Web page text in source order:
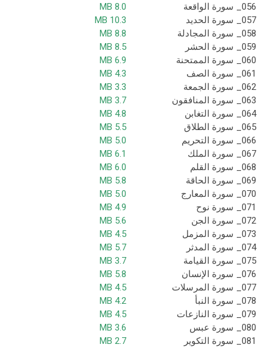
056_ سورة الواقعة
8.0 MB
057_ سورة الحديد
10.3 MB
058_ سورة المجادلة
8.8 MB
059_ سورة الحشر
8.5 MB
060_ سورة الممتحنة
6.9 MB
061_ سورة الصف
4.3 MB
062_ سورة الجمعة
3.3 MB
063_ سورة المنافقون
3.7 MB
064_ سورة التغابن
4.8 MB
065_ سورة الطلاق
5.5 MB
066_ سورة التحريم
5.0 MB
067_ سورة الملك
6.1 MB
068_ سورة القلم
6.0 MB
069_ سورة الحاقة
5.8 MB
070_ سورة المعارج
5.0 MB
071_ سورة نوح
4.9 MB
072_ سورة الجن
5.6 MB
073_ سورة المزمل
4.5 MB
074_ سورة المدثر
5.7 MB
075_ سورة القيامة
3.7 MB
076_ سورة الإنسان
5.8 MB
077_ سورة المرسلات
4.5 MB
078_ سورة النبأ
4.2 MB
079_ سورة النازعات
4.5 MB
080_ سورة عبس
3.6 MB
081_ سورة التكوير
2.7 MB